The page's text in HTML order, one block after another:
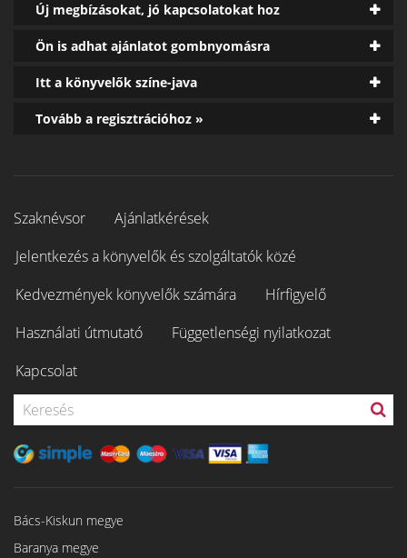
Új megbízásokat, jó kapcsolatokat hoz
Ön is adhat ajánlatot gombnyomásra
Itt a könyvelők színe-java
Tovább a regisztrációhoz »
Szaknévsor
Ajánlatkérések
Jelentkezés a könyvelők és szolgáltatók közé
Kedvezmények könyvelők számára
Hírfigyelő
Használati útmutató
Függetlenségi nyilatkozat
Kapcsolat
Bács-Kiskun megye
Baranya megye